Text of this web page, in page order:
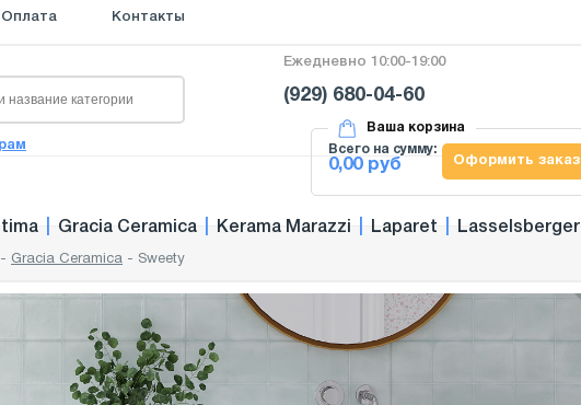
Оплата Контакты
Ежедневно 10:00-19:00
(929) 680-04-60
Ваша корзина
Оформить заказ
Всего на сумму:
0,00 руб
Gracia Ceramica Kerama Marazzi Laparet Lasselsberger
- Gracia Ceramica - Sweety